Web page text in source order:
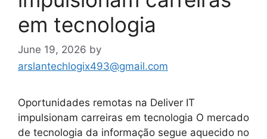
em tecnologia
June 19, 2026 by
arslantechlogix493@gmail.com
Oportunidades remotas na Deliver IT
impulsionam carreiras em tecnologia O mercado
de tecnologia da informação segue aquecido no